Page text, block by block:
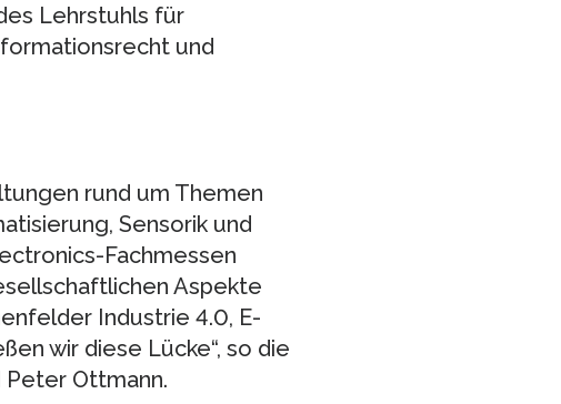
Lehrstuhls für
und
rund um Themen
Sensorik und
Fachmessen
Aspekte
Industrie 4.0, E-
wir diese Lücke“, so die
Peter Ottmann.